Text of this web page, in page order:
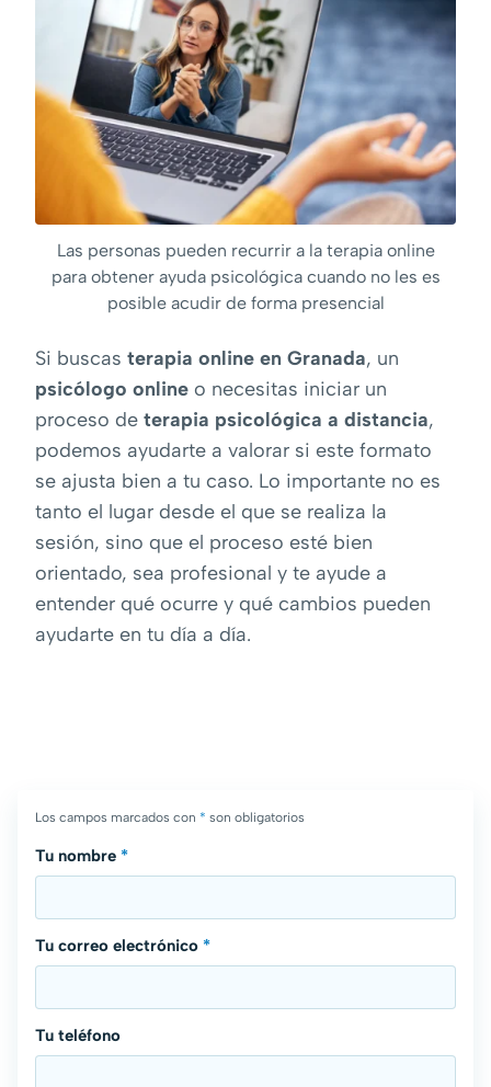
Las personas pueden recurrir a la terapia online
para obtener ayuda psicológica cuando no les es
posible acudir de forma presencial
Si buscas terapia online en Granada, un
psicólogo online o necesitas iniciar un
proceso de terapia psicológica a distancia,
podemos ayudarte a valorar si este formato
se ajusta bien a tu caso. Lo importante no es
tanto el lugar desde el que se realiza la
sesión, sino que el proceso esté bien
orientado, sea profesional y te ayude a
entender qué ocurre y qué cambios pueden
ayudarte en tu día a día.
Los campos marcados con * son obligatorios
Tu nombre *
Tu correo electrónico *
Tu teléfono